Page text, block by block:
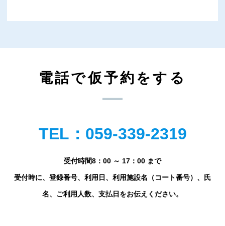
電話で仮予約をする
TEL：059-339-2319
受付時間8：00 ～ 17：00 まで
受付時に、登録番号、利用日、利用施設名（コート番号）、氏
名、ご利用人数、支払日をお伝えください。